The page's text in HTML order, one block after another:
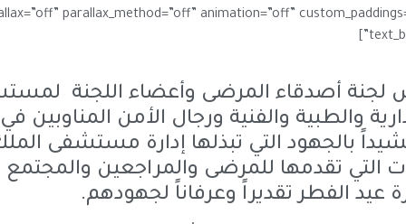
parallax_method=”off” animation=”off”
لجنة أصدقاء المرضى وأعضاء اللجنة
والطبية والفنية ورجال الأمن المناوبين
بالجهود التي تبذلها إدارة مستشفى
تقدمها للمرضى والمراجعين والمجتمع
عيد الفطر تقديراً وعرفاناً لجهودهم.